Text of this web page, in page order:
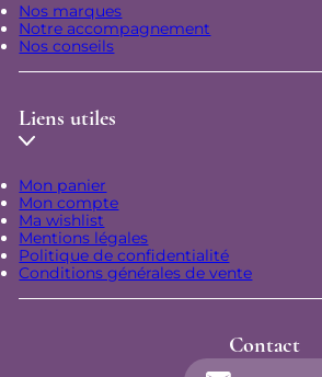
Nos marques
Notre accompagnement
Nos conseils
Liens utiles
Mon panier
Mon compte
Ma wishlist
Mentions légales
Politique de confidentialité
Conditions générales de vente
Contact